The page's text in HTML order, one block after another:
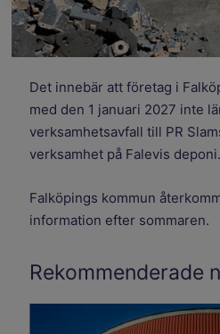
Det innebär att företag i
med den 1 januari 2027 inte
verksamhetsavfall till PR
verksamhet på Falevis deponi.
Falköpings kommun
information efter sommaren.
Rekommenderade